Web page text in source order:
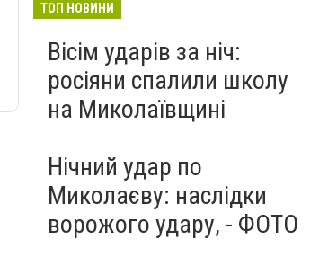
ТОП НОВИНИ
Вісім ударів за ніч:
росіяни спалили школу
на Миколаївщині
Нічний удар по
Миколаєву: наслідки
ворожого удару, - ФОТО